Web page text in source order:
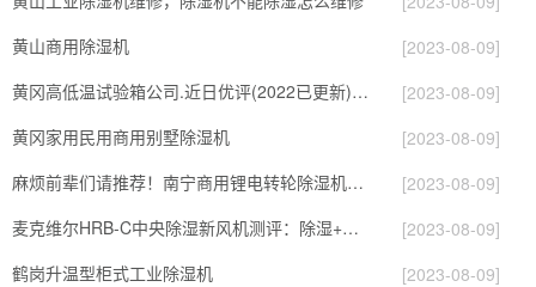
黄山商用除湿机
[2023-08-09]
黄冈高低温试验箱公司.近日优评(2022已更新)(今日／对比)
[2023-08-09]
黄冈家用民用商用别墅除湿机
[2023-08-09]
麻烦前辈们请推荐！南宁商用锂电转轮除湿机有哪些品牌，锂电转轮除湿机如何选？？
[2023-08-09]
麦克维尔HRB-C中央除湿新风机测评：除湿+净化，一台就够了
[2023-08-09]
鹤岗升温型柜式工业除湿机
[2023-08-09]